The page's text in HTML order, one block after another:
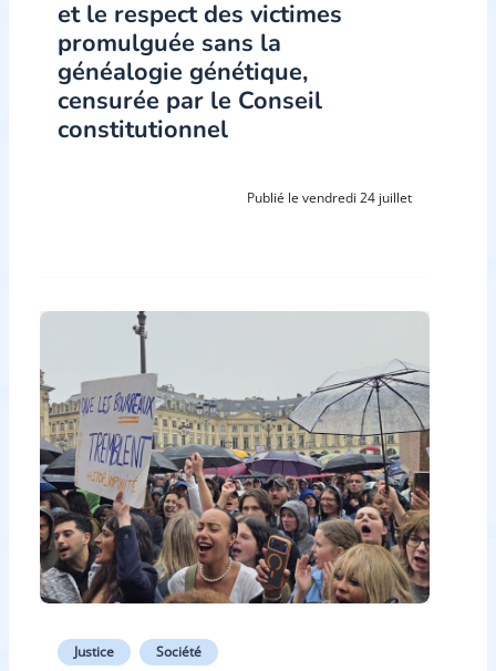
et le respect des victimes
promulguée sans la
généalogie génétique,
censurée par le Conseil
constitutionnel
Publié le vendredi 24 juillet
Justice Société